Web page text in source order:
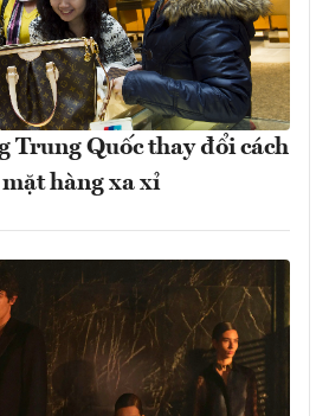
Trung Quốc thay đổi cách
hàng xa xỉ